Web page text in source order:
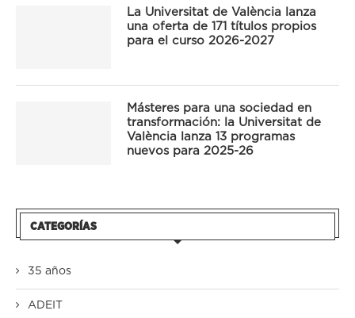
La Universitat de València lanza
una oferta de 171 títulos propios
para el curso 2026-2027
Másteres para una sociedad en
transformación: la Universitat de
València lanza 13 programas
nuevos para 2025-26
CATEGORÍAS
35 años
ADEIT